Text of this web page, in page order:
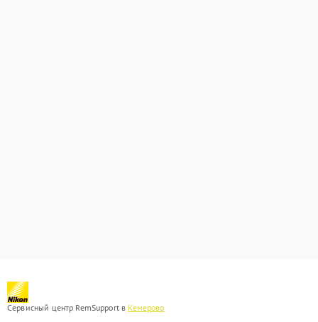
Сервисный центр RemSupport в Кемерово